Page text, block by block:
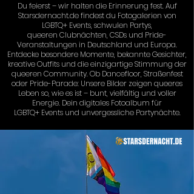
Du feierst – wir halten die Erinnerung fest. Auf
Starsdernacht.de findest du Fotogalerien von
LGBTQ+ Events, schwulen Partys,
queeren Clubnächten, CSDs und Pride-
Veranstaltungen in Deutschland und Europa.
Entdecke besondere Momente, bekannte Gesichter,
kreative Outfits und die einzigartige Stimmung der
queeren Community. Ob Dancefloor, Straßenfest
oder Pride-Parade: Unsere Bilder zeigen queeres
Leben so, wie es ist – bunt, vielfältig und voller
Energie. Dein digitales Fotoalbum für
LGBTQ+ Events und unvergessliche Partynächte.